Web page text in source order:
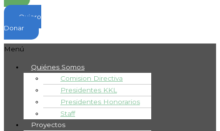
Quiero
Donar
Menú
Quiénes Somos
Comision Directiva
Presidentes KKL
Presidentes Honorarios
Staff
Proyectos